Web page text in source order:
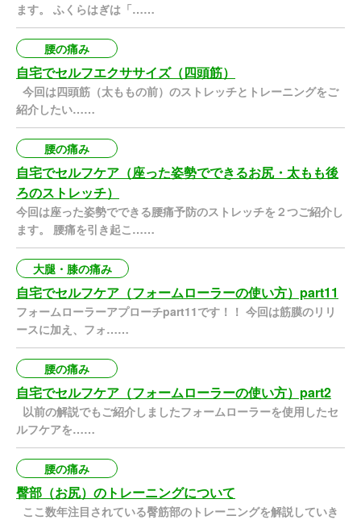
ます。 ふくらはぎは「……
腰の痛み
自宅でセルフエクササイズ（四頭筋）
今回は四頭筋（太ももの前）のストレッチとトレーニングをご
紹介したい……
腰の痛み
自宅でセルフケア（座った姿勢でできるお尻・太もも後
ろのストレッチ）
今回は座った姿勢でできる腰痛予防のストレッチを２つご紹介し
ます。 腰痛を引き起こ……
大腿・膝の痛み
自宅でセルフケア（フォームローラーの使い方）part11
フォームローラーアプローチpart11です！！ 今回は筋膜のリリ
ースに加え、フォ……
腰の痛み
自宅でセルフケア（フォームローラーの使い方）part2
以前の解説でもご紹介しましたフォームローラーを使用したセ
ルフケアを……
腰の痛み
臀部（お尻）のトレーニングについて
ここ数年注目されている臀筋部のトレーニングを解説していき